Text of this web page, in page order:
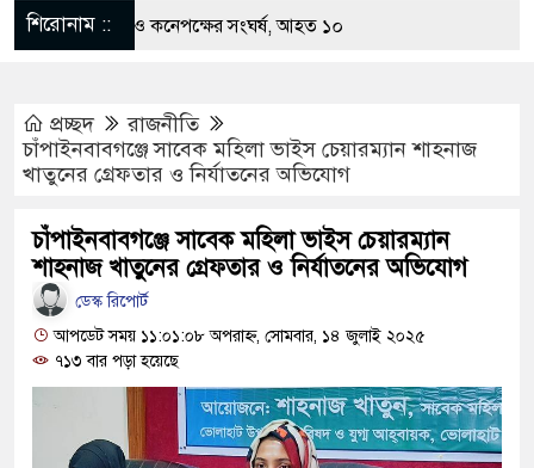
শিরোনাম ::
নিয়ে বর ও কনেপক্ষের সংঘর্ষ, আহত ১০
শঙ্কায় দেশজুড়ে পুলিশের সতর্কতা জারি
আ.লীগের গোপন বৈঠক থেকে গ্রেপ্তার ৬
যুবদল সভাপতি আটক, ভিডিও ভাইরাল
দায়ী থাকবে জামায়াত-এনসিপি: রাশেদ খাঁন
দিলেন জামায়াত বহিষ্কাকৃত গাজী নজরুলের ১২
দায়ী থাকবে জামায়াত-এনসিপি: রাশেদ খাঁন
প্রচ্ছদ
রাজনীতি
চাঁপাইনবাবগঞ্জে সাবেক মহিলা ভাইস চেয়ারম্যান শাহনাজ
খাতুনের গ্রেফতার ও নির্যাতনের অভিযোগ
চাঁপাইনবাবগঞ্জে সাবেক মহিলা ভাইস চেয়ারম্যান
শাহনাজ খাতুনের গ্রেফতার ও নির্যাতনের অভিযোগ
ডেস্ক রিপোর্ট
আপডেট সময় ১১:০১:০৮ অপরাহ্ন, সোমবার, ১৪ জুলাই ২০২৫
৭১৩ বার পড়া হয়েছে